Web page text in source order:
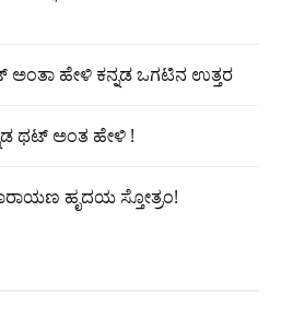
ಹೇಳಿ ಕನ್ನಡ ಒಗಟಿನ ಉತ್ತರ
ಥಟ್ ಅಂತ ಹೇಳಿ !
ಹೃದಯ ಸ್ತೋತ್ರಂ!